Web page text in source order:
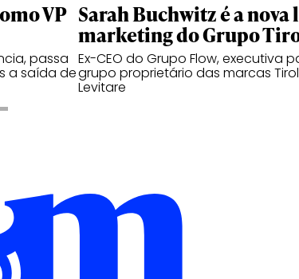
VP
passa
a saída de
Sarah Buchwitz é a nova
marketing do Grupo
Ex-CEO do Grupo Flow, executiva
grupo proprietário das marcas
Levitare